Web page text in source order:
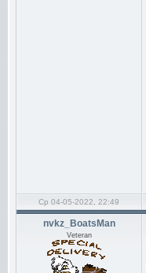
Ср 04-05-2022, 22:49
nvkz_BoatsMan
Veteran